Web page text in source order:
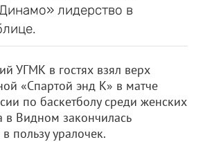
лидерство в
УГМК в гостях взял верх
«Спартой энд К» в матче
по баскетболу среди женских
в Видном закончилась
пользу уралочек.